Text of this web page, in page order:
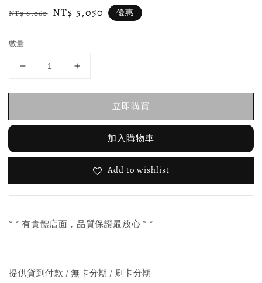
Regular
NT$ 6,060 Sale
NT$ 5,050 優惠
數量
立即購買
加入購物車
Add to wishlist
* * 有實體店面，品質保證最放心 * *
提供貨到付款 / 無卡分期 / 刷卡分期